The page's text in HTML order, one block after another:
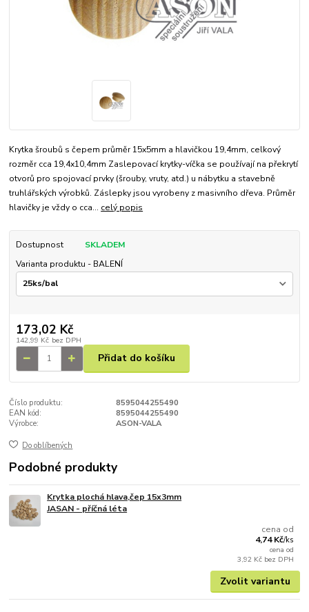
Krytka šroubů s čepem průměr 15x5mm a hlavičkou 19,4mm, celkový
rozměr cca 19,4x10,4mm Zaslepovací krytky-víčka se používají na překrytí
otvorů pro spojovací prvky (šrouby, vruty, atd.) u nábytku a stavebně
truhlářských výrobků. Záslepky jsou vyrobeny z masivního dřeva. Průměr
hlavičky je vždy o cca... celý popis
Dostupnost
SKLADEM
Varianta produktu - BALENÍ
173,02 Kč
142,99 Kč bez DPH
Přidat do košíku
Číslo produktu:
8595044255490
EAN kód:
8595044255490
Výrobce:
ASON-VALA
Do oblíbených
Podobné produkty
Krytka plochá hlava,čep 15x3mm
JASAN - příčná léta
cena od
4,74 Kč/ks
cena od
3,92 Kč bez DPH
Zvolit variantu